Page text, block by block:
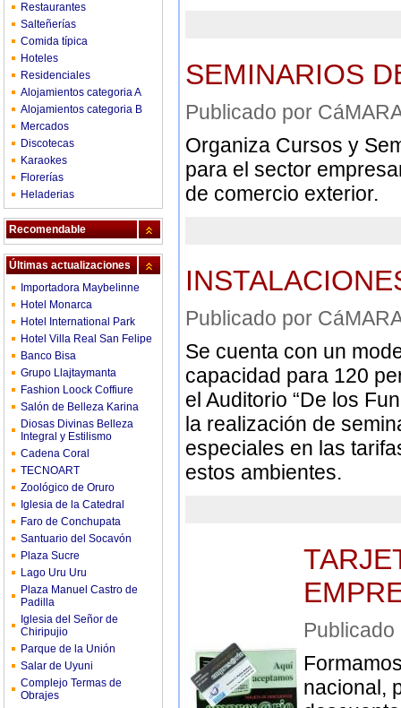
Restaurantes
Salteñerías
Comida típica
Hoteles
Residenciales
Alojamientos categoria A
Alojamientos categoria B
Mercados
Discotecas
Karaokes
Florerías
Heladerias
Recomendable
Últimas actualizaciones
Importadora Maybelinne
Hotel Monarca
Hotel International Park
Hotel Villa Real San Felipe
Banco Bisa
Grupo Llajtaymanta
Fashion Loock Coffiure
Salón de Belleza Karina
Diosas Divinas Belleza
Integral y Estilismo
Cadena Coral
TECNOART
Zoológico de Oruro
Iglesia de la Catedral
Faro de Conchupata
Santuario del Socavón
Plaza Sucre
Lago Uru Uru
Plaza Manuel Castro de
Padilla
Iglesia del Señor de
Chiripujio
Parque de la Unión
Salar de Uyuni
Complejo Termas de
Obrajes
SEMINARIOS
Publicado por
Organiza Cursos y
para el sector
de comercio exterior.
Publicado por
Se cuenta con un
capacidad para 120
el Auditorio “De los
la realización de
especiales en las
estos ambientes.
nacional,